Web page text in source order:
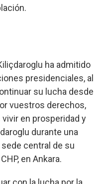
ha admitido
presidenciales, al
su lucha desde
vuestros derechos,
en prosperidad y
durante una
central de su
en Ankara.